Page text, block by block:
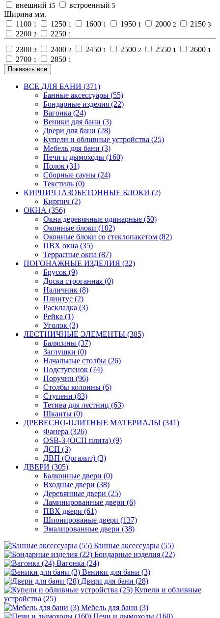
внешний 15 встроенный 5
Ширина мм.
1100 1 1250 1 1600 1 1950 1 2000 2 2150 3
2200 2 2250 1
2300 3 2400 2 2450 1 2500 2 2550 1 2600 1
2700 1 2850 1
Показать все
ВСЕ ДЛЯ БАНИ (371)
Банные аксессуары (55)
Бондарные изделия (22)
Вагонка (24)
Веники для бани (3)
Двери для бани (28)
Купели и обливные устройства (25)
Мебель для бани (3)
Печи и дымоходы (160)
Полок (31)
Сборные сауны (24)
Текстиль (0)
КИРПИЧ ГАЗОБЕТОННЫЕ БЛОКИ (2)
Кирпич (2)
ОКНА (356)
Окна деревянные одинарные (50)
Оконные блоки (102)
Оконные блоки со стеклопакетом (82)
ПВХ окна (35)
Террасные окна (87)
ПОГОНАЖНЫЕ ИЗДЕЛИЯ (32)
Брусок (9)
Доска строганная (0)
Наличник (8)
Плинтус (2)
Раскладка (3)
Рейка (1)
Уголок (3)
ЛЕСТНИЧНЫЕ ЭЛЕМЕНТЫ (385)
Балясины (37)
Заглушки (0)
Начальные столбы (26)
Подступенок (74)
Поручни (96)
Столбы колонны (6)
Ступени (83)
Тетива для лестниц (63)
Шканты (0)
ДРЕВЕСНО-ПЛИТНЫЕ МАТЕРИАЛЫ (341)
Фанера (326)
OSB-3 (ОСП плита) (9)
ДСП (3)
ДВП (Оргалит) (3)
ДВЕРИ (305)
Балконные двери (0)
Входные двери (38)
Деревянные двери (25)
Ламинированные двери (6)
ПВХ двери (61)
Шпонированые двери (137)
Эмалированные двери (38)
Банные аксессуары (55)
Бондарные изделия (22)
Вагонка (24)
Веники для бани (3)
Двери для бани (28)
Купели и обливные
устройства (25)
Мебель для бани (3)
Печи и дымоходы (160)